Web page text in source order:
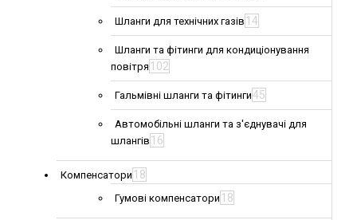
Шланги для технічних газів 14
Шланги та фітинги для кондиціонування
повітря 102
Гальмівні шланги та фітинги45
Автомобільні шланги та з'єднувачі для
шлангів 16
Компенсатори 18
Гумові компенсатори 18